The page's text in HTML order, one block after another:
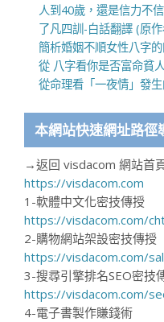
人到40歲，還是信力不
了凡四訓-白話翻譯 (原
簡析婚姻不順女性八字
從 八字看你是否富命貧
從命理看「一夜情」發
本網站快速網址路徑
→返回 visdacom 網站首
https://visdacom.com
1-軟體中文化密技傳授
https://visdacom.com/
2-購物網站架設密技傳授
https://visdacom.com/
3-搜尋引擎排名SEO密技
https://visdacom.com/
4-電子書製作賺錢術